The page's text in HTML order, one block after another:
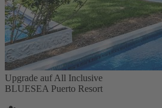
Upgrade auf All Inclusive
BLUESEA Puerto Resort